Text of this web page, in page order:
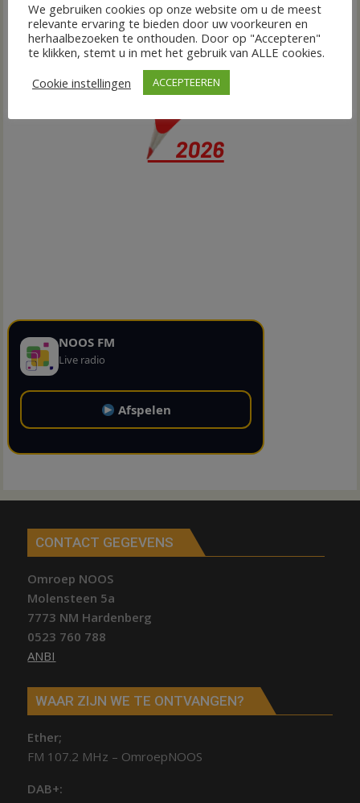
NOOS FM
Live radio
Afspelen
CONTACT GEGEVENS
Omroep NOOS
Molensteen 5a
7773 NM Hardenberg
0523 760 788
ANBI
WAAR ZIJN WE TE ONTVANGEN?
Ether;
FM 107.2 MHz – OmroepNOOS
DAB+:
We gebruiken cookies op onze website om u de meest
relevante ervaring te bieden door uw voorkeuren en
herhaalbezoeken te onthouden. Door op "Accepteren"
te klikken, stemt u in met het gebruik van ALLE cookies.
Cookie instellingen
ACCEPTEEREN